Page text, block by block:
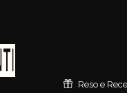
Reso e